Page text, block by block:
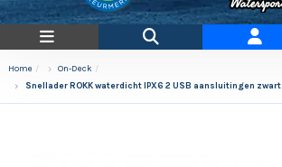
Home
On-Deck
Snellader ROKK waterdicht IPX6 2 USB aansluitingen zwart